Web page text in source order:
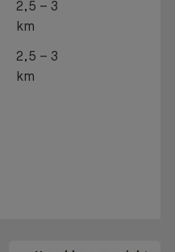
2,5 – 3
km
2,5 – 3
km